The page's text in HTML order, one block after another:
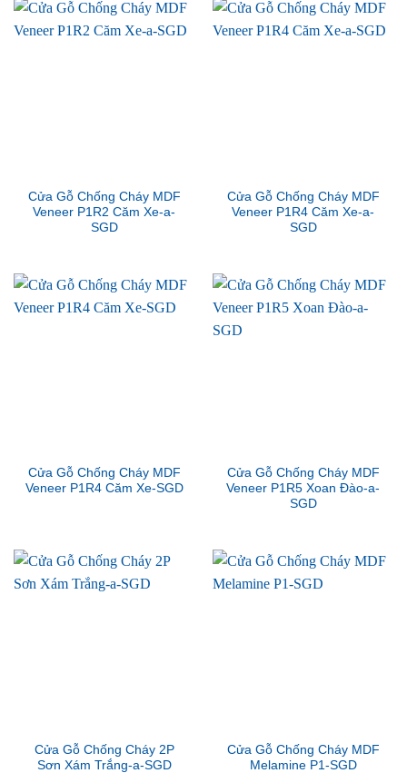
Cửa Gỗ Chống Cháy MDF
Veneer P1R2 Căm Xe-a-
SGD
Cửa Gỗ Chống Cháy MDF
Veneer P1R4 Căm Xe-a-
SGD
Cửa Gỗ Chống Cháy MDF
Veneer P1R4 Căm Xe-SGD
Cửa Gỗ Chống Cháy MDF
Veneer P1R5 Xoan Đào-a-
SGD
Cửa Gỗ Chống Cháy 2P
Sơn Xám Trắng-a-SGD
Cửa Gỗ Chống Cháy MDF
Melamine P1-SGD